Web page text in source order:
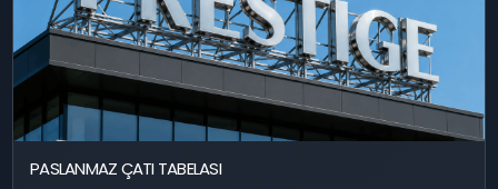
PASLANMAZ ÇATI TABELASI